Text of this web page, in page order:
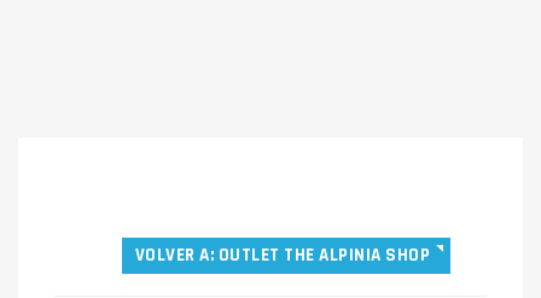
VOLVER A: OUTLET THE ALPINIA SHOP